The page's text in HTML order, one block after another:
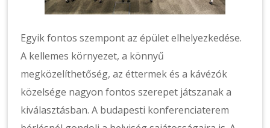
Egyik fontos szempont az épület elhelyezkedése.
A kellemes környezet, a könnyű
megközelíthetőség, az éttermek és a kávézók
közelsége nagyon fontos szerepet játszanak a
kiválasztásban. A budapesti konferenciaterem